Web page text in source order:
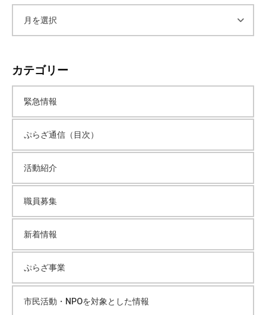
カ
イ
ブ
カテゴリー
緊急情報
ぷらざ通信（目次）
活動紹介
職員募集
新着情報
ぷらざ事業
市民活動・NPOを対象とした情報